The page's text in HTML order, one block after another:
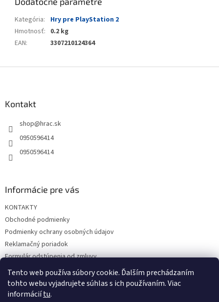
Tento web používa súbory cookie. Ďalším prechádzaním
tohto webu vyjadrujete súhlas s ich používaním. Viac
informáciítu.
Kategória:
Hry pre PlayStation 2
Hmotnosť: 0.2 kg
EAN: 3307210124364
Kontakt
shop@hrac.sk
0950596414
0950596414
Informácie pre vás
KONTAKTY
Obchodné podmienky
Podmienky ochrany osobných údajov
Reklamačný poriadok
Formulár odstúpenia od zmluvy
Reklamačný formulár